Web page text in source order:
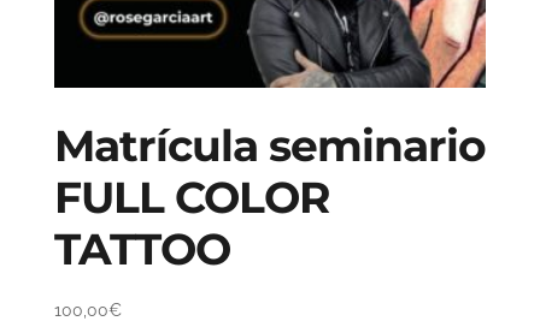
Matrícula seminario
FULL COLOR
TATTOO
100,00€